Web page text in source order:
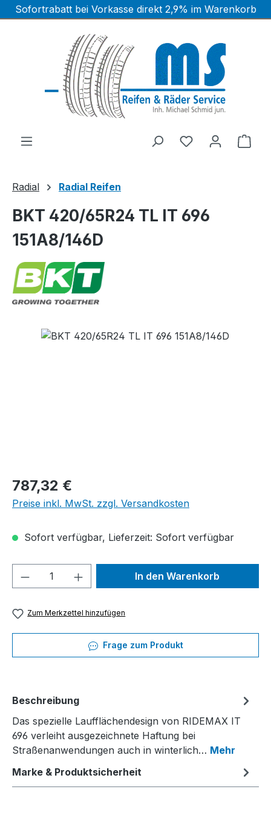
Zum Hauptinhalt springen
Sofortrabatt bei Vorkasse direkt 2,9% im Warenkorb
Radial Radial Reifen
BKT 420/65R24 TL IT 696
151A8/146D
Bildergalerie überspringen
Regulärer Preis:
787,32 €
Preise inkl. MwSt. zzgl. Versandkosten
Sofort verfügbar, Lieferzeit: Sofort verfügbar
Produkt Anzahl: Gib denIn den Warenkorb
Zum Merkzettel hinzufügen
Frage zum Produkt
Beschreibung
Das spezielle Laufflächendesign von RIDEMAX IT
696 verleiht ausgezeichnete Haftung bei
Straßenanwendungen auch in winterlich… Mehr
Marke & Produktsicherheit